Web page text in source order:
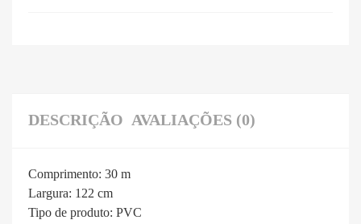
DESCRIÇÃO AVALIAÇÕES (0)
Comprimento: 30 m
Largura: 122 cm
Tipo de produto: PVC